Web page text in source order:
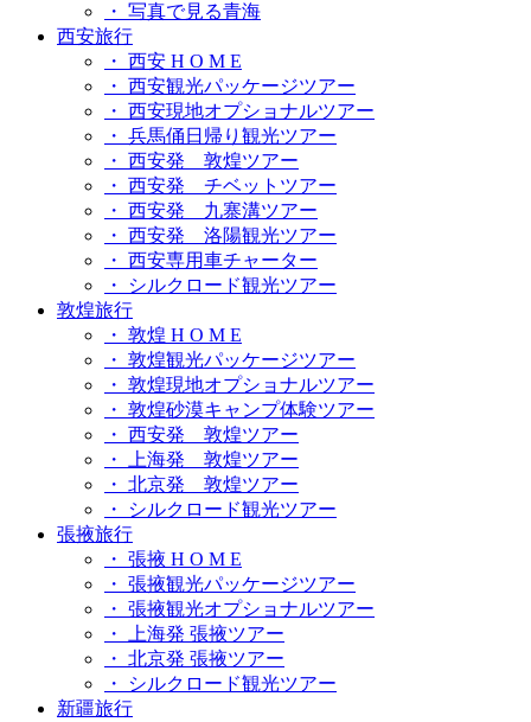
・ 写真で見る青海
西安旅行
・ 西安 H O M E
・ 西安観光パッケージツアー
・ 西安現地オプショナルツアー
・ 兵馬俑日帰り観光ツアー
・ 西安発 敦煌ツアー
・ 西安発 チベットツアー
・ 西安発 九寨溝ツアー
・ 西安発 洛陽観光ツアー
・ 西安専用車チャーター
・ シルクロード観光ツアー
敦煌旅行
・ 敦煌 H O M E
・ 敦煌観光パッケージツアー
・ 敦煌現地オプショナルツアー
・ 敦煌砂漠キャンプ体験ツアー
・ 西安発 敦煌ツアー
・ 上海発 敦煌ツアー
・ 北京発 敦煌ツアー
・ シルクロード観光ツアー
張掖旅行
・ 張掖 H O M E
・ 張掖観光パッケージツアー
・ 張掖観光オプショナルツアー
・ 上海発 張掖ツアー
・ 北京発 張掖ツアー
・ シルクロード観光ツアー
新疆旅行